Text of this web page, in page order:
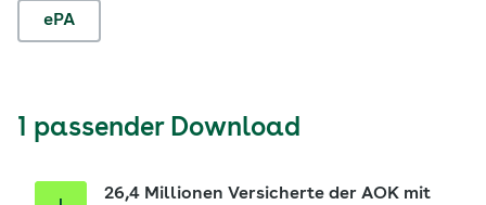
ePA
1 passender Download
26,4 Millionen Versicherte der AOK mit